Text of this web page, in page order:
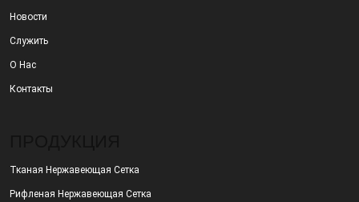
Новости
Служить
О Нас
Контакты
Тканая Нержавеющая Сетка
Рифленая Нержавеющая Сетка